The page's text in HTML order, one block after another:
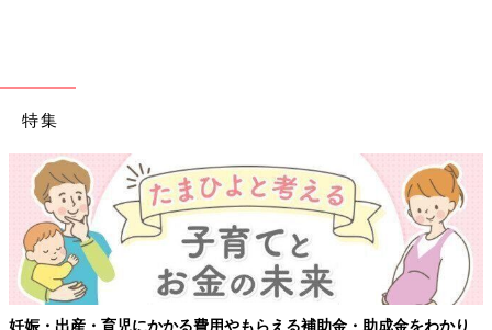
特集
【ワクチン接種できるものも】妊婦の感染症対策、知っておいて！